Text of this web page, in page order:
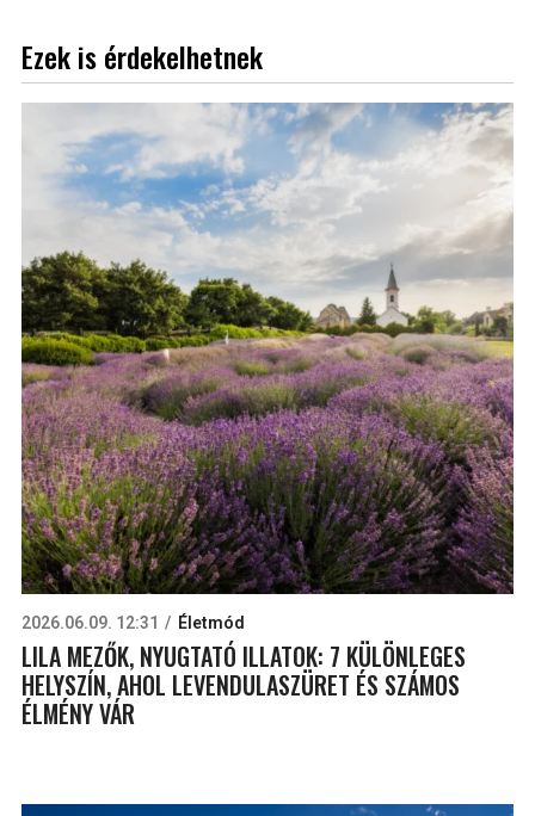
Ezek is érdekelhetnek
2026.06.09. 12:31 Életmód
LILA MEZŐK, NYUGTATÓ ILLATOK: 7 KÜLÖNLEGES
HELYSZÍN, AHOL LEVENDULASZÜRET ÉS SZÁMOS
ÉLMÉNY VÁR